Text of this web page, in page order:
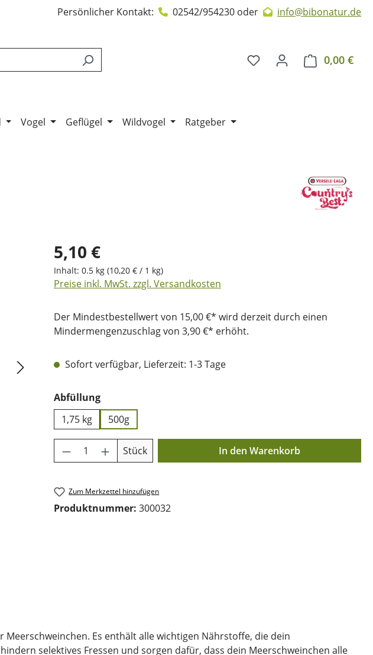
Persönlicher Kontakt: 02542/954230 oder info@bibonatur.de
0,00 €
Vogel Geflügel Wildvogel Ratgeber
5,10 €
Inhalt: 0.5 kg (10,20 € / 1 kg)
Preise inkl. MwSt. zzgl. Versandkosten
Der Mindestbestellwert von 15,00 €* wird derzeit durch einen
Mindermengenzuschlag von 3,90 €* erhöht.
Sofort verfügbar, Lieferzeit: 1-3 Tage
Abfüllungauswählen
1,75 kg
500g
Produkt Anzahl: Gib den gewünschten Wert
Stück In den Warenkorb
Zum Merkzettel hinzufügen
Produktnummer: 300032
Es enthält alle wichtigen Nährstoffe, die dein
selektives Fressen und sorgen dafür, dass dein Meerschweinchen alle